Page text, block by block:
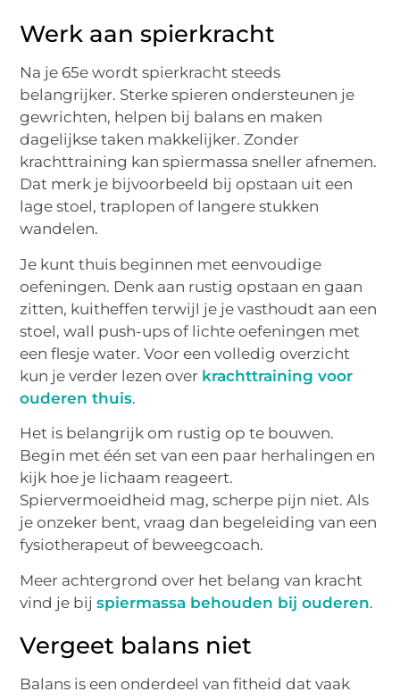
Werk aan spierkracht
Na je 65e wordt spierkracht steeds
belangrijker. Sterke spieren ondersteunen je
gewrichten, helpen bij balans en maken
dagelijkse taken makkelijker. Zonder
krachttraining kan spiermassa sneller afnemen.
Dat merk je bijvoorbeeld bij opstaan uit een
lage stoel, traplopen of langere stukken
wandelen.
Je kunt thuis beginnen met eenvoudige
oefeningen. Denk aan rustig opstaan en gaan
zitten, kuitheffen terwijl je je vasthoudt aan een
stoel, wall push-ups of lichte oefeningen met
een flesje water. Voor een volledig overzicht
kun je verder lezen over krachttraining voor
ouderen thuis.
Het is belangrijk om rustig op te bouwen.
Begin met één set van een paar herhalingen en
kijk hoe je lichaam reageert.
Spiervermoeidheid mag, scherpe pijn niet. Als
je onzeker bent, vraag dan begeleiding van een
fysiotherapeut of beweegcoach.
Meer achtergrond over het belang van kracht
vind je bijspiermassa behouden bij ouderen.
Vergeet balans niet
Balans is een onderdeel van fitheid dat vaak